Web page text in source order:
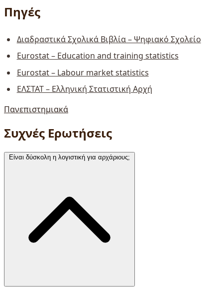
Πηγές
Διαδραστικά Σχολικά Βιβλία – Ψηφιακό Σχολείο
Eurostat – Education and training statistics
Eurostat – Labour market statistics
ΕΛΣΤΑΤ – Ελληνική Στατιστική Αρχή
Πανεπιστημιακά
Συχνές Ερωτήσεις
Είναι δύσκολη η λογιστική για αρχάριους;